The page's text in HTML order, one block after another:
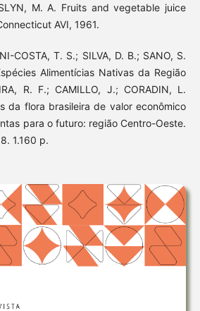
M. A. Fruits and vegetable juice
AVI, 1961.
COSTA, T. S.; SILVA, D. B.; SANO, S.
Alimentícias Nativas da Região
R. F.; CAMILLO, J.; CORADIN, L.
da flora brasileira de valor econômico
para o futuro: região Centro-Oeste.
1.160 p.